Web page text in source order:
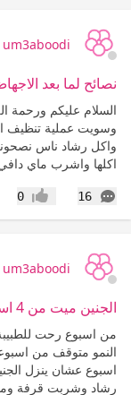
um3aboodi
نصائح لما بعد
وسويت عملية تنظيف
واكل رشاد ناس
اكلها واشرب ماي
16
التعليقات إعجاب0
um3aboodi
الجنين ميت من 4 اسابيع وللحين ما نزل
من اسبوع رحت
النمو متوقف من
اسبوع عشان ينزل
رشاد وشربت قرفة